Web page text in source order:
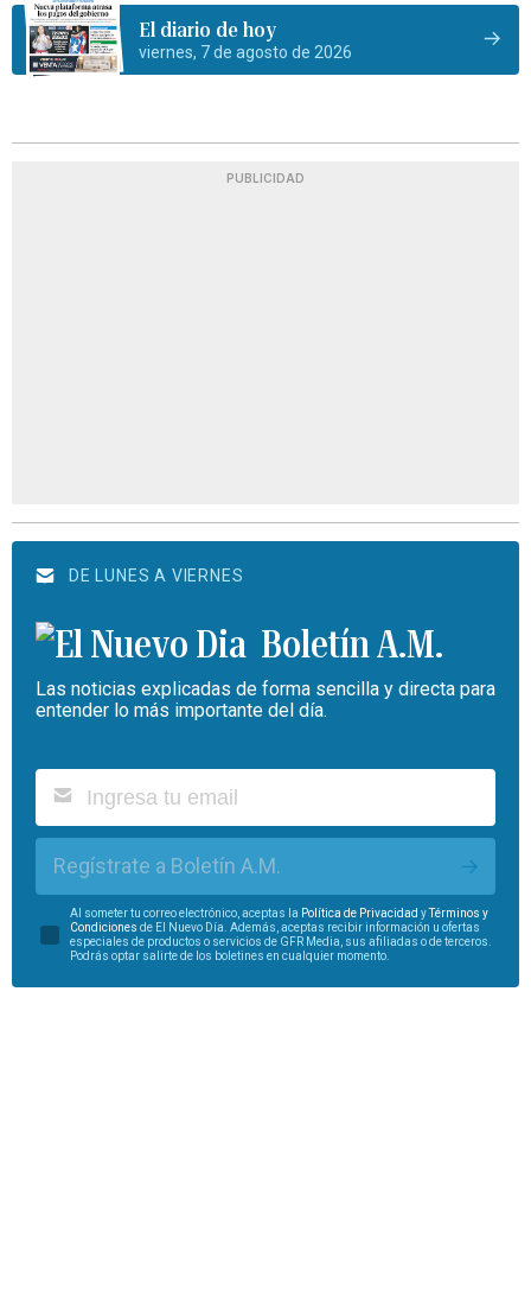
El diario de hoy
viernes, 7 de agosto de 2026
PUBLICIDAD
DE LUNES A VIERNES
Boletín A.M.
Las noticias explicadas de forma sencilla y directa para
entender lo más importante del día.
Regístrate a Boletín A.M.
Al someter tu correo electrónico, aceptas la Política de Privacidad yTérminos y
Condiciones de El Nuevo Día. Además, aceptas recibir información u ofertas
especiales de productos o servicios de GFR Media, sus afiliadas o de terceros.
Podrás optar salirte de los boletines en cualquier momento.